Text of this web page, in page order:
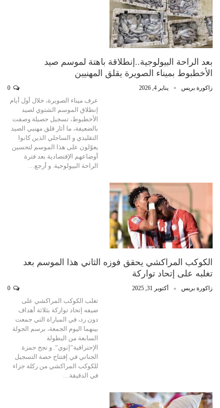
بعد الراحة البيولوجية..إنطلاقة باهتة لموسم صيد
الأخطبوط بميناء الصويرة يقلق المهنيين
زاكورة بريس يناير 4, 2026
عرف ميناء الصويرة، خلال أول أيام
إنطلاق الموسم الشتوي لصيد
الأخطبوط، تسجيل حصيلة وصفت
بالضعيفة، ما أثار قلق مهنيي الصيد
التقليدي و الساحلي الذين كانوا
يعوّلون على هذا الموسم لتحسين
أوضاعهم الإقتصادية بعد فترة
الراحة البيولوجية. و أرجع…
الكوكب المراكشي يحقق فوزه الثاني هذا الموسم بعد
تغلبه على إتحاد تواركة
زاكورة بريس أكتوبر 31, 2025
تغلب الكوكب المراكشي على
ضيفه إتحاد تواركة بثلاثة أهداف
دون رد، في المباراة التي جمعت
بينهما اليوم الجمعة، برسم الجولة
السابعة من البطولة
الإحترافية”إنوي”. و نجح حمزة
الجناتي في إفتتاح حصة التسجيل
للكوكب المراكشي من ركلة جزاء
في الدقيقة…